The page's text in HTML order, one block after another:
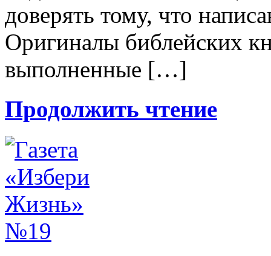
доверять тому, что
Оригиналы библейских
выполненные […]
Продолжить чтение